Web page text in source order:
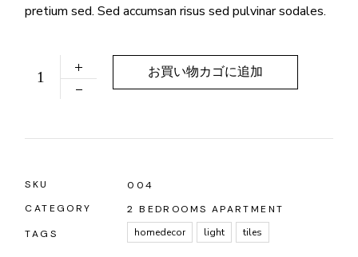
pretium sed. Sed accumsan risus sed pulvinar sodales.
Cesco Lamp quantity
お買い物カゴに追加
SKU
004
CATEGORY
2 BEDROOMS APARTMENT
TAGS
homedecor light tiles